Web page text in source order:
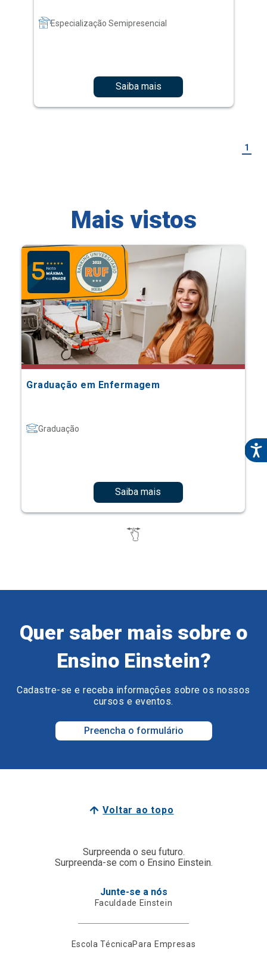
Especialização Semipresencial
Saiba mais
1
Mais vistos
Graduação em Enfermagem
Graduação
Saiba mais
Quer saber mais sobre o
Ensino Einstein?
Cadastre-se e receba informações sobre os nossos
cursos e eventos.
Preencha o formulário
Voltar ao topo
Surpreenda o seu futuro.
Surpreenda-se com o Ensino Einstein.
Junte-se a nós
Faculdade Einstein
Escola TécnicaPara Empresas